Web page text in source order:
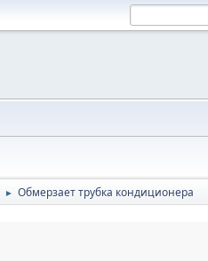
► Обмерзает трубка кондиционера